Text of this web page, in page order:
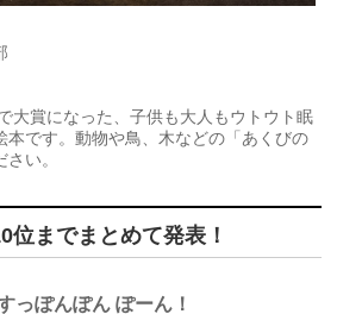
大賞になった、子供も大人もウトウト眠
本です。動物や鳥、木などの「あくびの
い。
位までまとめて発表！
っぽんぽん ぽーん！